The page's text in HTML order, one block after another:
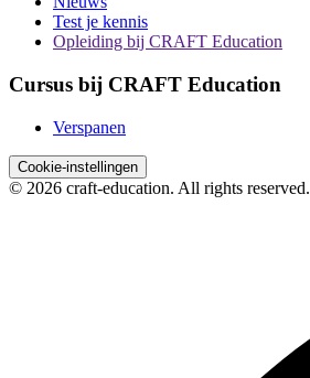
Test je kennis
Opleiding bij CRAFT Education
Cursus bij CRAFT Education
Verspanen
Cookie-instellingen
© 2026 craft-education. All rights reserved.